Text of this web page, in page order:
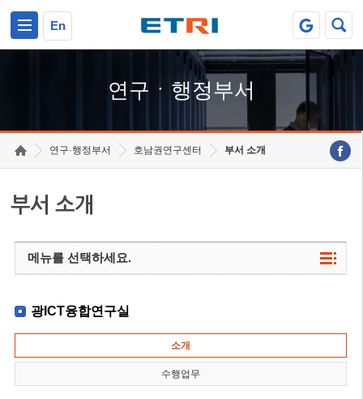
En
연구ㆍ행정부서
연구·행정부서 호남권연구센터 부서 소개
부서 소개
메뉴를 선택하세요.
광ICT융합연구실
소개
수행업무